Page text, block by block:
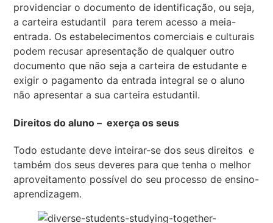
providenciar o documento de identificação, ou seja,
a carteira estudantil para terem acesso a meia-
entrada. Os estabelecimentos comerciais e culturais
podem recusar apresentação de qualquer outro
documento que não seja a carteira de estudante e
exigir o pagamento da entrada integral se o aluno
não apresentar a sua carteira estudantil.
Direitos do aluno – exerça os seus
Todo estudante deve inteirar-se dos seus direitos e
também dos seus deveres para que tenha o melhor
aproveitamento possível do seu processo de ensino-
aprendizagem.